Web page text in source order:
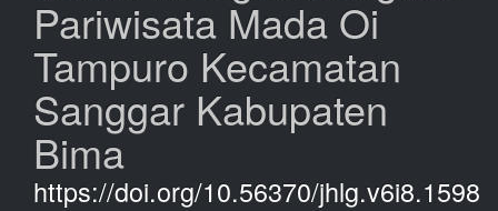
Pariwisata Mada Oi
Tampuro Kecamatan
Sanggar Kabupaten
Bima
https://doi.org/10.56370/jhlg.v6i8.1598